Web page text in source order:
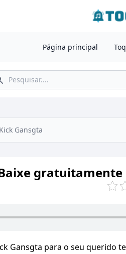
Página principal
Gansgta
gratuitamente
Gansgta para o seu querido